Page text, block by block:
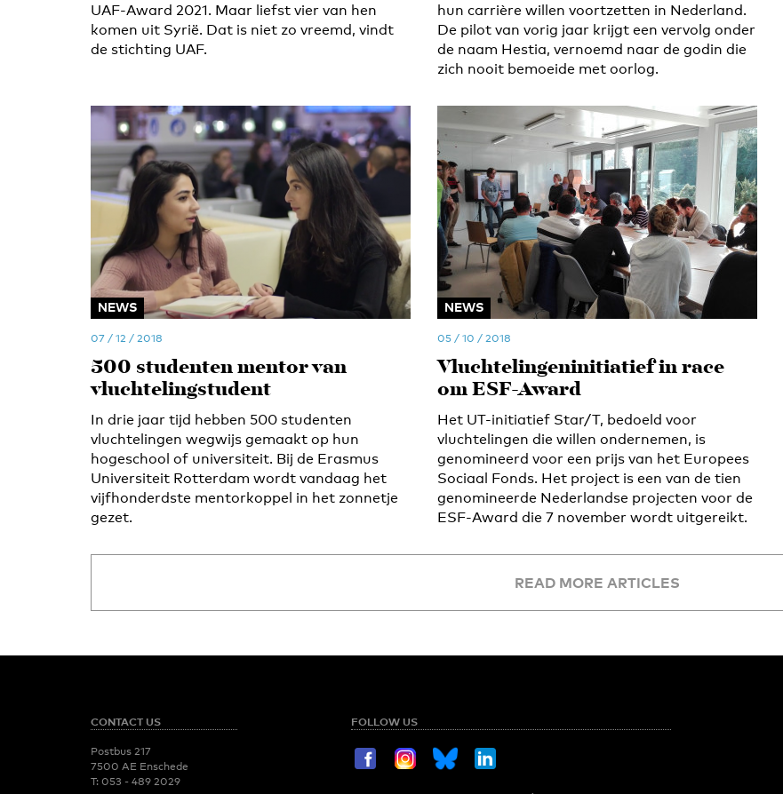
UAF-Award 2021. Maar liefst vier van hen
komen uit Syrië. Dat is niet zo vreemd, vindt
de stichting UAF.
hun carrière willen voortzetten in Nederland.
De pilot van vorig jaar krijgt een vervolg onder
de naam Hestia, vernoemd naar de godin die
zich nooit bemoeide met oorlog.
NEWS
07 / 12 / 2018
500 studenten mentor van
vluchtelingstudent
In drie jaar tijd hebben 500 studenten
vluchtelingen wegwijs gemaakt op hun
hogeschool of universiteit. Bij de Erasmus
Universiteit Rotterdam wordt vandaag het
vijfhonderdste mentorkoppel in het zonnetje
gezet.
NEWS
05 / 10 / 2018
Vluchtelingeninitiatief in race
om ESF-Award
Het UT-initiatief Star/T, bedoeld voor
vluchtelingen die willen ondernemen, is
genomineerd voor een prijs van het Europees
Sociaal Fonds. Het project is een van de tien
genomineerde Nederlandse projecten voor de
ESF-Award die 7 november wordt uitgereikt.
READ MORE ARTICLES
CONTACT US
Postbus 217
7500 AE Enschede
T: 053 - 489 2029
FOLLOW US